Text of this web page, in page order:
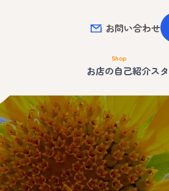
お問い合わせ
Shop
お店の自己紹介ス